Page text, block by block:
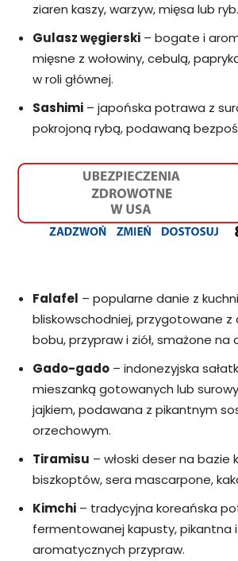
ziaren kaszy, warzyw, mięsa lub ryb.
Gulasz węgierski – bogate i
mięsne z wołowiny, cebulą,
w roli głównej.
Sashimi – japońska potrawa z
pokrojoną rybą, podawaną
Falafel – popularne danie z kuchni
bliskowschodniej, przygotowane z
bobu, przypraw i ziół, smażone na
Gado-gado – indonezyjska
mieszanką gotowanych lub
jajkiem, podawana z pikantnym
orzechowym.
Tiramisu – włoski deser na bazie
biszkoptów, sera mascarpone,
Kimchi – tradycyjna koreańska
fermentowanej kapusty, pikantna i
aromatycznych przypraw.